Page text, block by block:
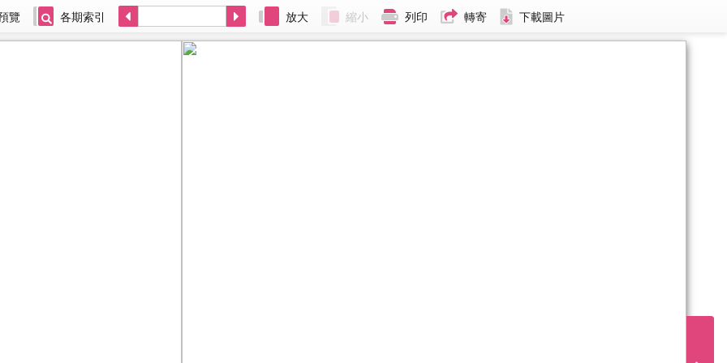
覽 各期索引 放大 縮小 列印 轉寄 下載圖片